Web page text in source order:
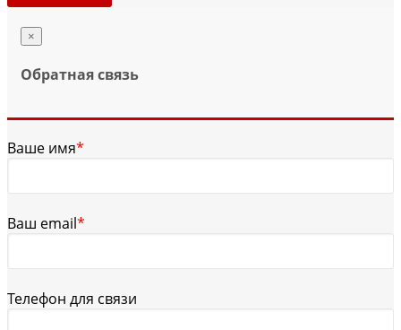
×
Обратная связь
Ваше имя*
Ваш email*
Телефон для связи